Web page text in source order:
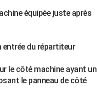
équipée juste après
du répartiteur
le côté machine ayant un
le panneau de côté